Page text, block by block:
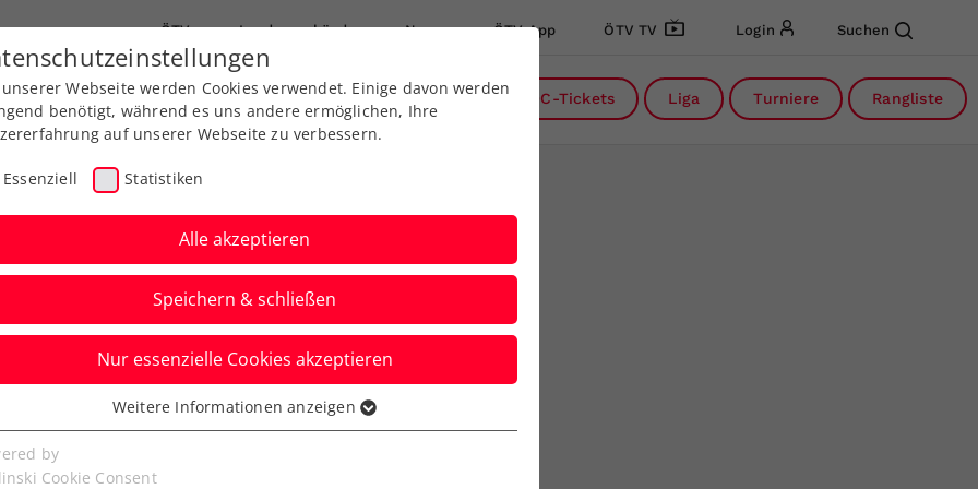
ÖTV Landesverbände News ÖTV App ÖTV TV Login Suchen
Ausbildung Services Über uns DC-Tickets Liga Turniere Rangliste
Ungarn: In Debrecen
Webseite werden Cookies verwendet. Einige davon werden
benötigt, während es uns andere ermöglichen, Ihre
auf unserer Webseite zu verbessern.
Essenziell Statistiken
Alle akzeptieren
Speichern & schließen
Nur essenzielle Cookies akzeptieren
Cookies werden für grundlegende Funktionen der
benötigt. Dadurch ist gewährleistet, dass die Webseite
Weitere Informationen anzeigen
by
Cookie Consent